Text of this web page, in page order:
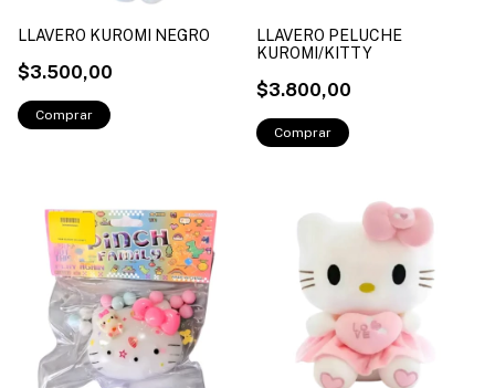
LLAVERO KUROMI NEGRO
$3.500,00
LLAVERO PELUCHE
KUROMI/KITTY
$3.800,00